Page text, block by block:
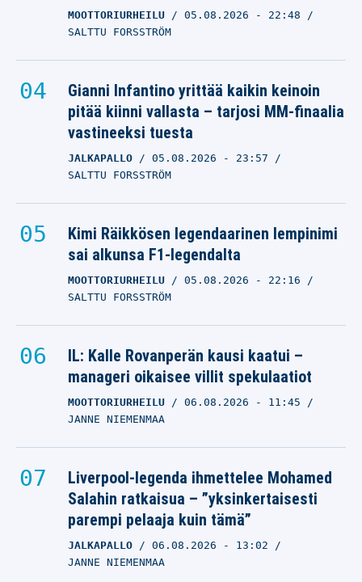
MOOTTORIURHEILU 05.08.2026 - 22:48
SALTTU FORSSTRÖM
Gianni Infantino yrittää kaikin keinoin
pitää kiinni vallasta – tarjosi MM-finaalia
vastineeksi tuesta
JALKAPALLO 05.08.2026 - 23:57
SALTTU FORSSTRÖM
Kimi Räikkösen legendaarinen lempinimi
sai alkunsa F1-legendalta
MOOTTORIURHEILU 05.08.2026 - 22:16
SALTTU FORSSTRÖM
IL: Kalle Rovanperän kausi kaatui –
manageri oikaisee villit spekulaatiot
MOOTTORIURHEILU 06.08.2026 - 11:45
JANNE NIEMENMAA
Liverpool-legenda ihmettelee Mohamed
Salahin ratkaisua – ”yksinkertaisesti
parempi pelaaja kuin tämä”
JALKAPALLO 06.08.2026 - 13:02
JANNE NIEMENMAA